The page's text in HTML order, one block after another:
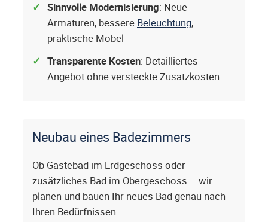
Sinnvolle Modernisierung: Neue
Armaturen, bessere Beleuchtung,
praktische Möbel
Transparente Kosten: Detailliertes
Angebot ohne versteckte Zusatzkosten
Neubau eines Badezimmers
Ob Gästebad im Erdgeschoss oder
zusätzliches Bad im Obergeschoss – wir
planen und bauen Ihr neues Bad genau nach
Ihren Bedürfnissen.